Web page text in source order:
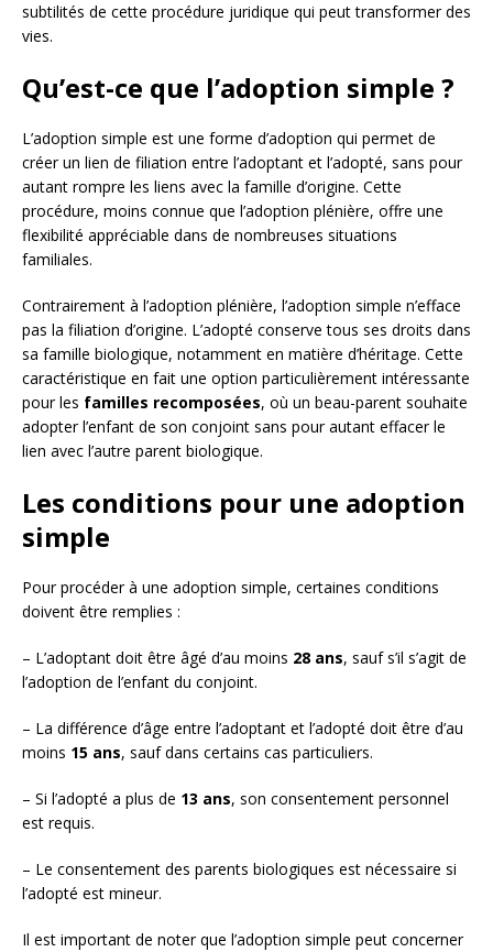
subtilités de cette procédure juridique qui peut transformer des
vies.
Qu’est-ce que l’adoption simple ?
L’adoption simple est une forme d’adoption qui permet de
créer un lien de filiation entre l’adoptant et l’adopté, sans pour
autant rompre les liens avec la famille d’origine. Cette
procédure, moins connue que l’adoption plénière, offre une
flexibilité appréciable dans de nombreuses situations
familiales.
Contrairement à l’adoption plénière, l’adoption simple n’efface
pas la filiation d’origine. L’adopté conserve tous ses droits dans
sa famille biologique, notamment en matière d’héritage. Cette
caractéristique en fait une option particulièrement intéressante
pour les familles recomposées, où un beau-parent souhaite
adopter l’enfant de son conjoint sans pour autant effacer le
lien avec l’autre parent biologique.
Les conditions pour une adoption
simple
Pour procéder à une adoption simple, certaines conditions
doivent être remplies :
– L’adoptant doit être âgé d’au moins 28 ans, sauf s’il s’agit de
l’adoption de l’enfant du conjoint.
– La différence d’âge entre l’adoptant et l’adopté doit être d’au
moins 15 ans, sauf dans certains cas particuliers.
– Si l’adopté a plus de 13 ans, son consentement personnel
est requis.
– Le consentement des parents biologiques est nécessaire si
l’adopté est mineur.
Il est important de noter que l’adoption simple peut concerner